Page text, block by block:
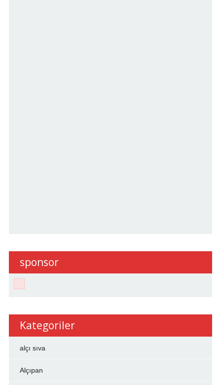
sponsor
Kategoriler
alçı sıva
Alçıpan